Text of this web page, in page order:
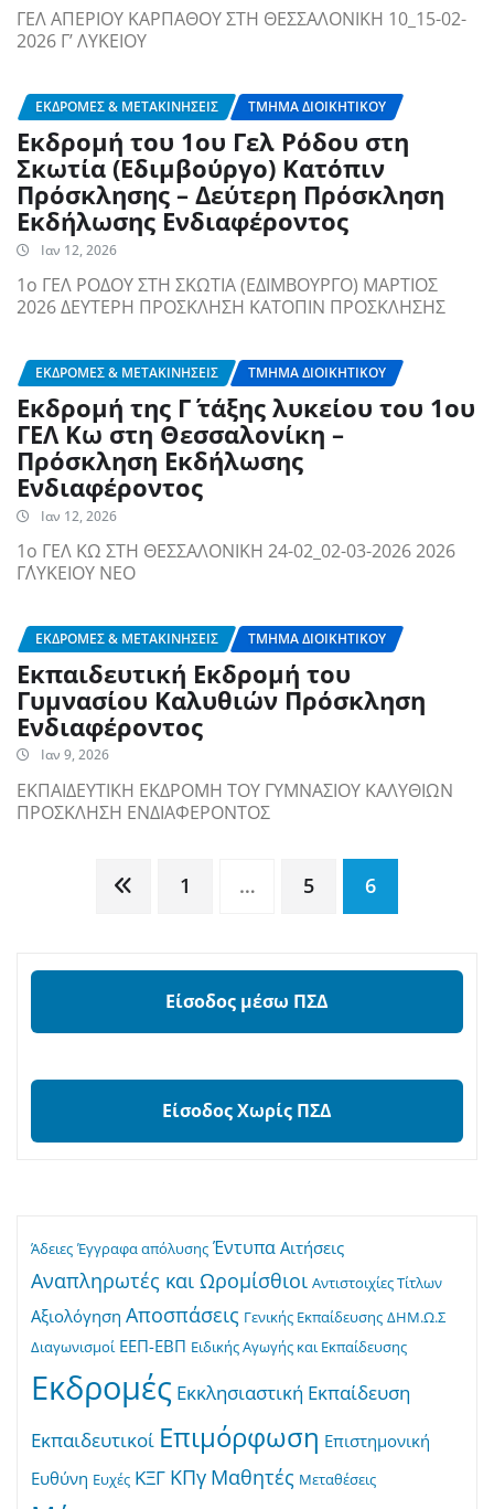
ΓΕΛ ΑΠΕΡΙΟΥ ΚΑΡΠΑΘΟΥ ΣΤΗ ΘΕΣΣΑΛΟΝΙΚΗ 10_15-02-
2026 Γ’ ΛΥΚΕΙΟΥ
ΕΚΔΡΟΜΈΣ & ΜΕΤΑΚΙΝΉΣΕΙΣ ΤΜΉΜΑ ΔΙΟΙΚΗΤΙΚΟΎ
Εκδρομή του 1ου Γελ Ρόδου στη
Σκωτία (Εδιμβούργο) Κατόπιν
Πρόσκλησης – Δεύτερη Πρόσκληση
Εκδήλωσης Ενδιαφέροντος
Ιαν 12, 2026
1ο ΓΕΛ ΡΟΔΟΥ ΣΤΗ ΣΚΩΤΙΑ (ΕΔΙΜΒΟΥΡΓΟ) ΜΑΡΤΙΟΣ
2026 ΔΕΥΤΕΡΗ ΠΡΟΣΚΛΗΣΗ ΚΑΤΟΠΙΝ ΠΡΟΣΚΛΗΣΗΣ
ΕΚΔΡΟΜΈΣ & ΜΕΤΑΚΙΝΉΣΕΙΣ ΤΜΉΜΑ ΔΙΟΙΚΗΤΙΚΟΎ
Εκδρομή της Γ΄ τάξης λυκείου του 1ου
ΓΕΛ Κω στη Θεσσαλονίκη –
Πρόσκληση Εκδήλωσης
Ενδιαφέροντος
Ιαν 12, 2026
1ο ΓΕΛ ΚΩ ΣΤΗ ΘΕΣΣΑΛΟΝΙΚΗ 24-02_02-03-2026 2026
Γ΄ΛΥΚΕΙΟΥ ΝΕΟ
ΕΚΔΡΟΜΈΣ & ΜΕΤΑΚΙΝΉΣΕΙΣ ΤΜΉΜΑ ΔΙΟΙΚΗΤΙΚΟΎ
Εκπαιδευτική Εκδρομή του
Γυμνασίου Καλυθιών Πρόσκληση
Ενδιαφέροντος
Ιαν 9, 2026
ΕΚΠΑΙΔΕΥΤΙΚΗ ΕΚΔΡΟΜΗ ΤΟΥ ΓΥΜΝΑΣΙΟΥ ΚΑΛΥΘΙΩΝ
ΠΡΟΣΚΛΗΣΗ ΕΝΔΙΑΦΕΡΟΝΤΟΣ
Σελιδοποίηση
άρθρων
1 … 5 6
Είσοδος μέσω ΠΣΔ
Είσοδος Χωρίς ΠΣΔ
Άδειες Έγγραφα απόλυσης Έντυπα Αιτήσεις
Αναπληρωτές και Ωρομίσθιοι Αντιστοιχίες Τίτλων
Αξιολόγηση Αποσπάσεις Γενικής Εκπαίδευσης ΔΗΜ.Ω.Σ
Διαγωνισμοί ΕΕΠ-ΕΒΠ Ειδικής Αγωγής και Εκπαίδευσης
Εκδρομές Εκκλησιαστική Εκπαίδευση
Εκπαιδευτικοί Επιμόρφωση Επιστημονική
Ευθύνη Ευχές ΚΞΓ ΚΠγ Μαθητές Μεταθέσεις